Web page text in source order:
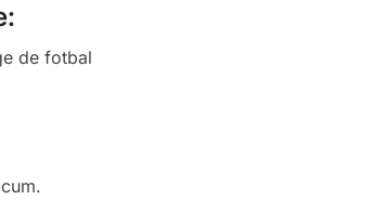
de fotbal